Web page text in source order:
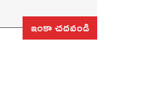
ఇంకా చదవండి